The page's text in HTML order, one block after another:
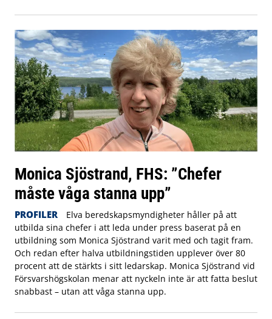
Monica Sjöstrand, FHS: ”Chefer
måste våga stanna upp”
PROFILER
Elva beredskapsmyndigheter håller på att
utbilda sina chefer i att leda under press baserat på en
utbildning som Monica Sjöstrand varit med och tagit fram.
Och redan efter halva utbildningstiden upplever över 80
procent att de stärkts i sitt ledarskap. Monica Sjöstrand vid
Försvarshögskolan menar att nyckeln inte är att fatta beslut
snabbast – utan att våga stanna upp.